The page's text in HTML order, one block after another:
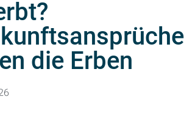
die Erben